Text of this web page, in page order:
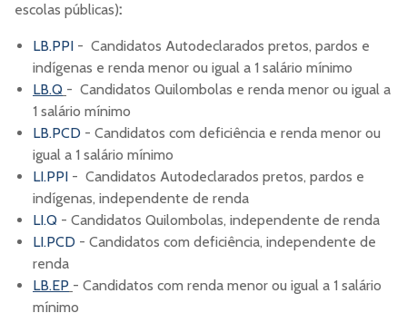
escolas públicas):
LB.PPI - Candidatos Autodeclarados pretos, pardos e
indígenas e renda menor ou igual a 1 salário mínimo
LB.Q - Candidatos Quilombolas e renda menor ou igual a
1 salário mínimo
LB.PCD - Candidatos com deficiência e renda menor ou
igual a 1 salário mínimo
LI.PPI - Candidatos Autodeclarados pretos, pardos e
indígenas, independente de renda
LI.Q - Candidatos Quilombolas, independente de renda
LI.PCD - Candidatos com deficiência, independente de
renda
LB.EP - Candidatos com renda menor ou igual a 1 salário
mínimo